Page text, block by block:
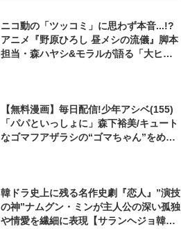
ニコ動の「ツッコミ」に思わず本音...!?
アニメ『野原ひろし 昼メシの流儀』脚本
担当・森ハヤシ&モラルが語る「大ヒッ
【無料漫画】毎日配信!少年アシベ(155)
「パパといっしょに」森下裕美/キュート
なゴマフアザラシの“ゴマちゃん”をめぐ
韓ドラ史上に残る名作史劇『恋人』”演技
の神”ナムグン・ミンが主人公の深い孤独
や情愛を繊細に表現【サランヘジョ韓ド